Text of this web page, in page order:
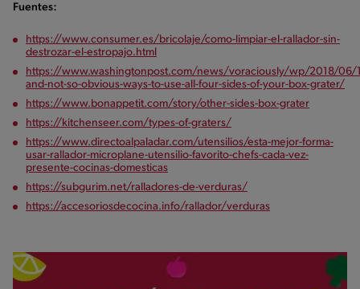
Fuentes:
https://www.consumer.es/bricolaje/como-limpiar-el-rallador-sin-
destrozar-el-estropajo.html
https://www.washingtonpost.com/news/voraciously/wp/2018/06/
and-not-so-obvious-ways-to-use-all-four-sides-of-your-box-grater/
https://www.bonappetit.com/story/other-sides-box-grater
https://kitchenseer.com/types-of-graters/
https://www.directoalpaladar.com/utensilios/esta-mejor-forma-
usar-rallador-microplane-utensilio-favorito-chefs-cada-vez-
presente-cocinas-domesticas
https://subgurim.net/ralladores-de-verduras/
https://accesoriosdecocina.info/rallador/verduras